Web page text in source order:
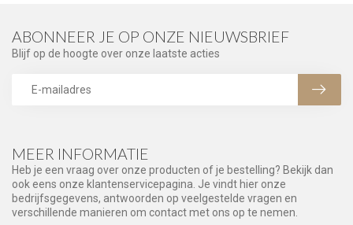
MEER INFORMATIE
Heb je een vraag over onze producten of je bestelling? Bekijk dan
ook eens onze klantenservicepagina. Je vindt hier onze
bedrijfsgegevens, antwoorden op veelgestelde vragen en
verschillende manieren om contact met ons op te nemen.
ABONNEER JE OP ONZE NIEUWSBRIEF
Blijf op de hoogte over onze laatste acties